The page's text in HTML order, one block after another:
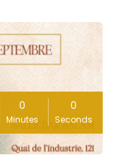
0
Minutes
0
Seconds